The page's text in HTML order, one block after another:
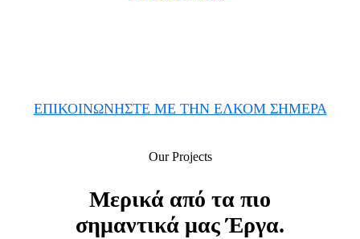
ΕΠΙΚΟΙΝΩΝΗΣΤΕ ΜΕ ΤΗΝ ΕΛΚΟΜ ΣΗΜΕΡΑ
Our Projects
Μερικά από τα πιο
σημαντικά μας Έργα.